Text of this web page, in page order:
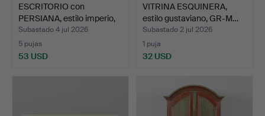
ESCRITORIO con
PERSIANA, estilo imperio,
s…
Subastado 4 jul 2026
5 pujas
53 USD
VITRINA ESQUINERA,
estilo gustaviano, GR-M…
Subastado 2 jul 2026
1 puja
32 USD